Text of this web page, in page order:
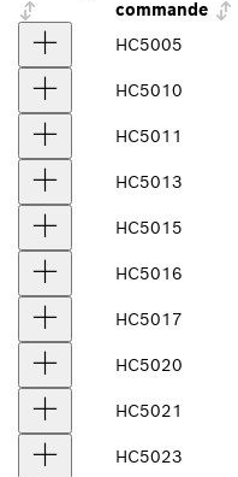
commande
HC5005
HC5010
HC5011
HC5013
HC5015
HC5016
HC5017
HC5020
HC5021
HC5023